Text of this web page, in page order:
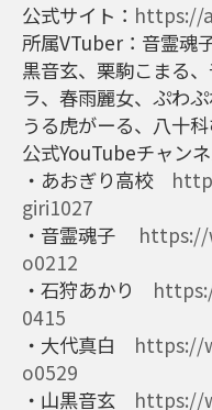
公式サイト： https://
所属VTuber：音霊魂
黒音玄、栗駒こまる
ラ、春雨麗女、ぷわ
うる虎がーる、八十
公式YouTubeチャンネ
・あおぎり高校
giri1027
・音霊魂子 https://
o0212
・石狩あかり
0415
・大代真白 https://
o0529
・山黒音玄 https://